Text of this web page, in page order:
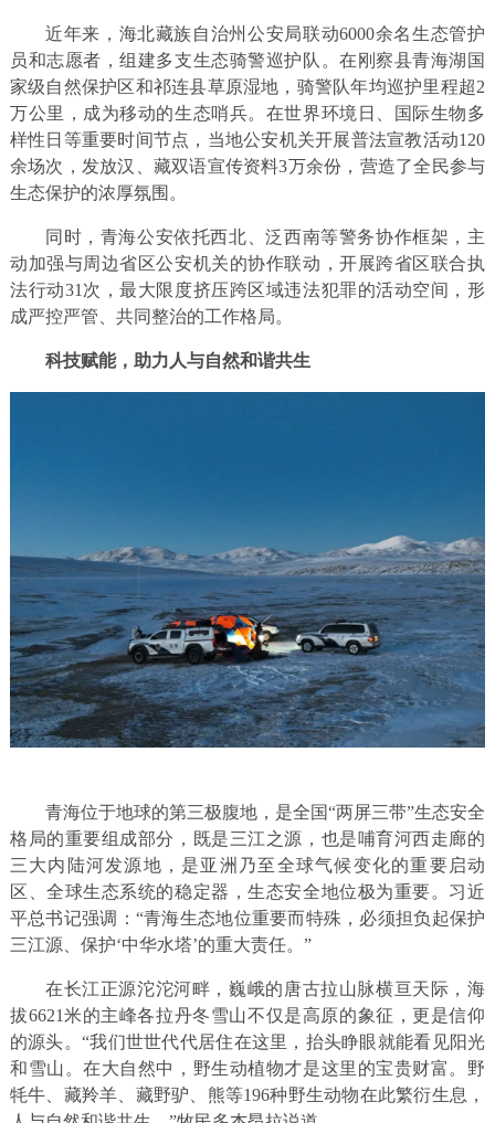
近年来，海北藏族自治州公安局联动6000余名生态管护
员和志愿者，组建多支生态骑警巡护队。在刚察县青海湖国
家级自然保护区和祁连县草原湿地，骑警队年均巡护里程超2
万公里，成为移动的生态哨兵。在世界环境日、国际生物多
样性日等重要时间节点，当地公安机关开展普法宣教活动120
余场次，发放汉、藏双语宣传资料3万余份，营造了全民参与
生态保护的浓厚氛围。
同时，青海公安依托西北、泛西南等警务协作框架，主
动加强与周边省区公安机关的协作联动，开展跨省区联合执
法行动31次，最大限度挤压跨区域违法犯罪的活动空间，形
成严控严管、共同整治的工作格局。
科技赋能，助力人与自然和谐共生
青海位于地球的第三极腹地，是全国“两屏三带”生态安全
格局的重要组成部分，既是三江之源，也是哺育河西走廊的
三大内陆河发源地，是亚洲乃至全球气候变化的重要启动
区、全球生态系统的稳定器，生态安全地位极为重要。习近
平总书记强调：“青海生态地位重要而特殊，必须担负起保护
三江源、保护‘中华水塔’的重大责任。”
在长江正源沱沱河畔，巍峨的唐古拉山脉横亘天际，海
拔6621米的主峰各拉丹冬雪山不仅是高原的象征，更是信仰
的源头。“我们世世代代居住在这里，抬头睁眼就能看见阳光
和雪山。在大自然中，野生动植物才是这里的宝贵财富。野
牦牛、藏羚羊、藏野驴、熊等196种野生动物在此繁衍生息，